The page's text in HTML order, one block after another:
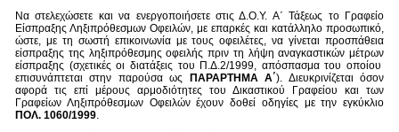
Να στελεχώσετε και να ενεργοποιήσετε στις Δ.Ο.Υ. Α΄ Τάξεως το Γραφείο
Είσπραξης Ληξιπρόθεσμων Οφειλών, με επαρκές και κατάλληλο προσωπικό,
ώστε, με τη σωστή επικοινωνία με τους οφειλέτες, να γίνεται προσπάθεια
είσπραξης της ληξιπρόθεσμης οφειλής πριν τη λήψη αναγκαστικών μέτρων
είσπραξης (σχετικές οι διατάξεις του Π.Δ.2/1999, απόσπασμα του οποίου
επισυνάπτεται στην παρούσα ως
ΠΑΡΑΡΤΗΜΑ Α΄). Διευκρινίζεται όσον
αφορά τις επί μέρους αρμοδιότητες του Δικαστικού Γραφείου και των
Γραφείων Ληξιπρόθεσμων Οφειλών έχουν δοθεί οδηγίες με την εγκύκλιο
ΠΟΛ. 1060/1999.